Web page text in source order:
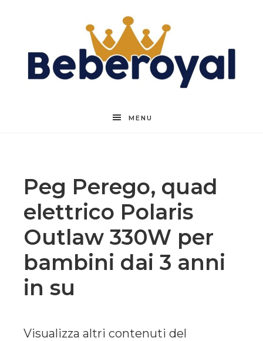
Beberoyal
MENU
Peg Perego, quad
elettrico Polaris
Outlaw 330W per
bambini dai 3 anni
in su
Visualizza altri contenuti del